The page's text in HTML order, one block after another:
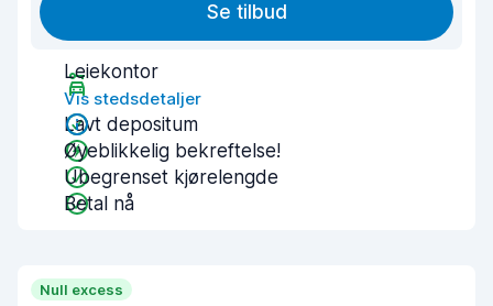
Se tilbud
Leiekontor
Vis stedsdetaljer
Lavt depositum
Øyeblikkelig bekreftelse!
Ubegrenset kjørelengde
Betal nå
Null excess